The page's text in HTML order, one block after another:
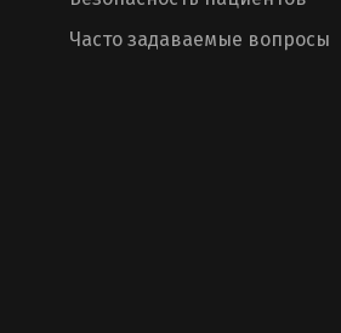
Часто задаваемые вопросы